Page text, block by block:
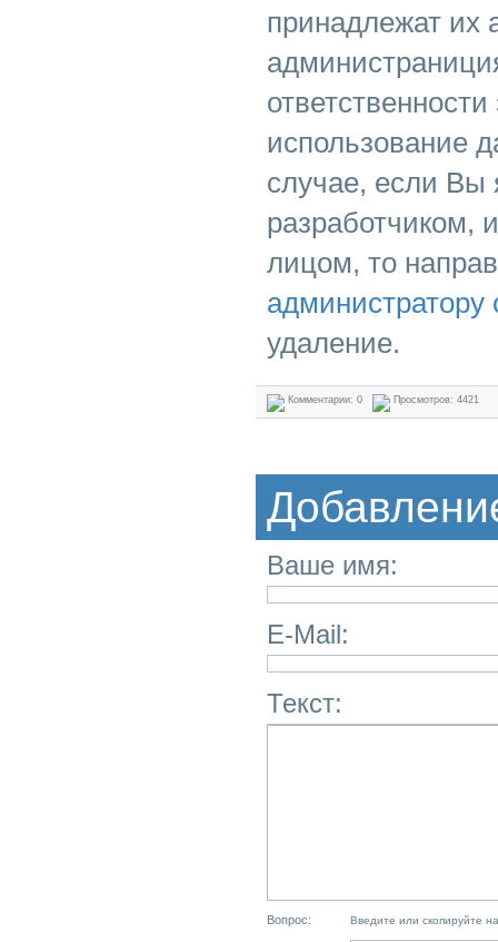
принадлежат их
использование
случае, если Вы
разработчиком,
лицом, то
администратору
удаление.
Комментарии: 0 Просмотров: 4421
Ваше имя:
E-Mail:
Текст:
Вопрос: Введите или скопируйте